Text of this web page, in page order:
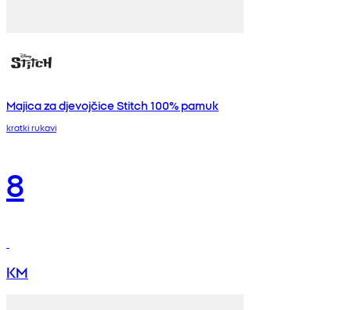
Majica za djevojčice Stitch 100% pamuk
kratki rukavi
8
KM